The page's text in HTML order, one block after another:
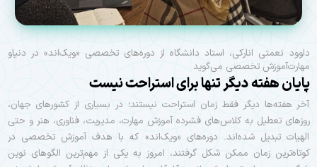
داوود نعمتی انارکی، استاد دانشگاه از دوره‌های تخصصی «ویک‌اند» در دنیاو
مهارت‌آموزش تخصصی می‌گوید
پایان هفته دیگر تنها برای استراحت نیست
آخر هفته‌ها دیگر فقط زمان استراحت نیستند؛ در بسیاری از کشورهای جهان،
روزهای تعطیل به کلاس‌های فشرده آموزش مهارت، مدیریت، فناوری، هنر و حتی
الهیات تبدیل شده‌اند. دوره‌های «ویک‌اند» که با هدف آموزش تخصصی در
کوتاه‌ترین زمان ممکن شکل گرفتند، امروز به یکی از مهم‌ترین الگوهای نوین